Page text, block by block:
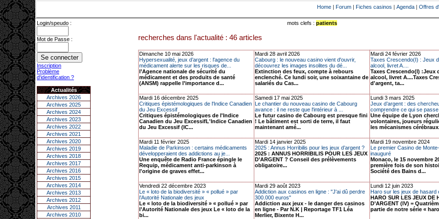
Home | Forum | Fiches casinos | Agenda | Offres
Login/speudo :
Mot de Passe :
Inscription
Problème
d'identification ?
Actualités
Archives 2026
Archives 2025
Archives 2024
Archives 2023
Archives 2022
Archives 2021
Archives 2020
Archives 2019
Archives 2018
Archives 2017
Archives 2016
Archives 2015
Archives 2014
Archives 2013
Archives 2012
Archives 2011
Archives 2010
mots clefs : patients
recherches dans l'actualité : 46 articles
Dimanche 10 mai 2026
Hypersexualité, jeux d’argent : l'agence du
médicament alerte sur les risques de...
l’Agence nationale de sécurité du
médicament et des produits de santé
(ANSM) rappelle l’importance d...
Mardi 28 avril 2026
Cabourg : le nouveau casino vient d'ouvrir,
découvrez les images insolites du dé...
Extinction des feux, compte à rebours
enclenché. Ce lundi soir, une soixantaine de
salariés du Cas...
Mardi 24 février 2026
Taxes Crescendo(I) : Jeux
alcool, livret A....
Taxes Crescendo(I) :Jeux
alcool, livret A....Taxes
d'argent, ta...
Mardi 16 décembre 2025
Critiques épistémologiques de l'Indice Canadien
du Jeu Excessif
Critiques épistémologiques de l'Indice
Canadien du Jeu ExcessifL'Indice Canadien
du Jeu Excessif (IC...
Samedi 17 mai 2025
Le chantier du nouveau casino de Cabourg
avance : il ne reste que l'intérieur à ...
Le futur casino de Cabourg est presque fini
! Le bâtiment est sorti de terre, il faut
maintenant amé...
Lundi 3 mars 2025
Jeux d’argent : des
comprendre ce qui se passe
Une équipe de Lyon
volontaires, joueurs
les mécanismes
Mardi 11 février 2025
Maladie de Parkinson : certains médicaments
développeraient des addictions au je...
Une enquête de Radio France épingle le
Requip, médicament anti-parkinson à
l'origine de graves effet...
Mardi 14 janvier 2025
2025 : Annus Horribilis pour les jeux d’argent ?
2025 : ANNUS HORRIBILIS POUR LES JEUX
D’ARGENT ? Conseil des prélèvements
obligatoire...
Mardi 19 novembre 2024
Le premier Casino de
inauguré
Monaco, le 15 novembre
première fois de son
Société des Bains d...
Vendredi 22 décembre 2023
Le « loto de la biodiversité » « pollué » par
l’Autorité Nationale des jeux
Le « loto de la biodiversité » « pollué » par
l’Autorité Nationale des jeux Le « loto de la
bi...
Mardi 29 août 2023
Addiction aux casinos en ligne : "J'ai dû perdre
300.000 euros"
Addiction aux jeux - le danger des casinos
en ligne - Par N.K | Reportage TF1 Léa
Merlier, Bixente H...
Lundi 12 juin 2023
Haro sur les jeux de hasard
HARO SUR LES JEUX DE
D’ARGENT (IV) =
partie de notre série «